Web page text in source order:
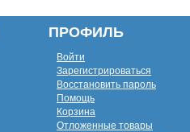
ПРОФИЛЬ
Войти
Зарегистрироваться
Восстановить пароль
Помощь
Корзина
Отложенные товары